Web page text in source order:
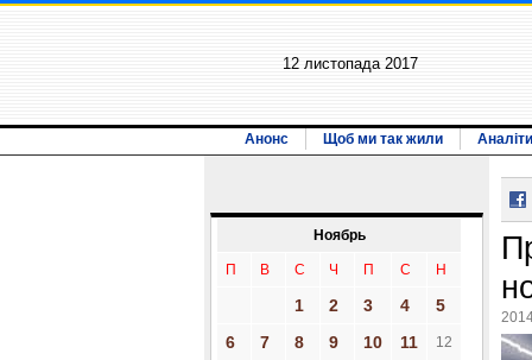
12 листопада 2017
Анонс Щоб ми так жили
Ноябрь
П В С Ч П С Н
1 2 3 4
5
6
7 8 9 10 11 12